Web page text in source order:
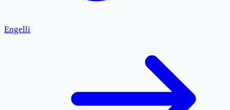
Engelli